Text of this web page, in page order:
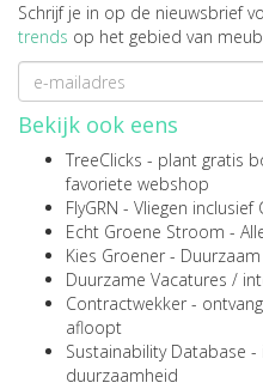
Schrijf je in op de nieuwsbrief
trends op het gebied van
Bekijk ook eens
TreeClicks - plant gratis
favoriete webshop
FlyGRN - Vliegen
Echt Groene Stroom -
Kies Groener -
Duurzame Vacatures /
Contractwekker -
afloopt
Sustainability Database -
duurzaamheid